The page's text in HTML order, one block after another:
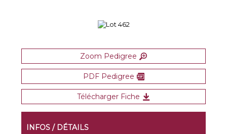
Zoom Pedigree
PDF Pedigree
Télécharger Fiche
INFOS / DÉTAILS